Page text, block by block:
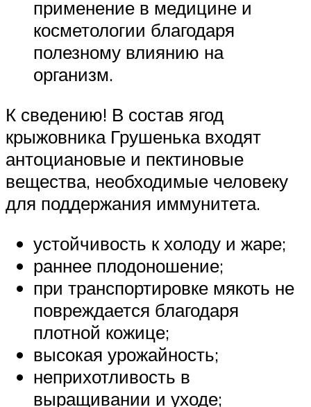
применение в медицине и
косметологии благодаря
полезному влиянию на
организм.
К сведению! В состав ягод
крыжовника Грушенька входят
антоциановые и пектиновые
вещества, необходимые человеку
для поддержания иммунитета.
устойчивость к холоду и жаре;
раннее плодоношение;
при транспортировке мякоть не
повреждается благодаря
плотной кожице;
высокая урожайность;
неприхотливость в
выращивании и уходе;